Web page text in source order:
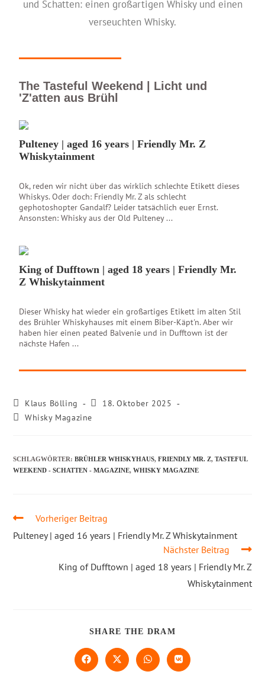
und Schatten: einen großartigen Whisky und einen
verseuchten Whisky.
The Tasteful Weekend | Licht und
'Z'atten aus Brühl
Pulteney | aged 16 years | Friendly Mr. Z
Whiskytainment
Ok, reden wir nicht über das wirklich schlechte Etikett dieses
Whiskys. Oder doch: Friendly Mr. Z als schlecht
gephotoshopter Gandalf? Leider tatsächlich euer Ernst.
Ansonsten: Whisky aus der Old Pulteney ...
King of Dufftown | aged 18 years | Friendly Mr.
Z Whiskytainment
Dieser Whisky hat wieder ein großartiges Etikett im alten Stil
des Brühler Whiskyhauses mit einem Biber-Käpt'n. Aber wir
haben hier einen peated Balvenie und in Dufftown ist der
nächste Hafen ...
Klaus Bölling
18. Oktober 2025
Whisky Magazine
SCHLAGWÖRTER:BRÜHLER WHISKYHAUS, FRIENDLY MR. Z, TASTEFUL
WEEKEND - SCHATTEN - MAGAZINE, WHISKY MAGAZINE
Vorheriger Beitrag
Pulteney | aged 16 years | Friendly Mr. Z Whiskytainment
Nächster Beitrag
King of Dufftown | aged 18 years | Friendly Mr. Z
Whiskytainment
SHARE THE DRAM